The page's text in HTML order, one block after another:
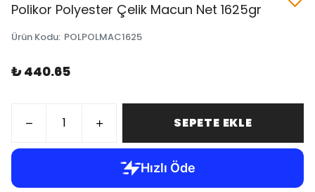
Polikor Polyester Çelik Macun Net 1625gr
Ürün Kodu: POLPOLMAC1625
₺ 440.65
SEPETE EKLE